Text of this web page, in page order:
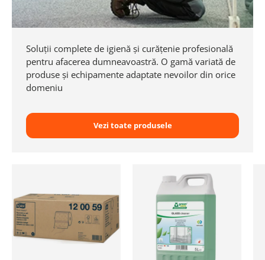
Soluții complete de igienă și curățenie profesională
pentru afacerea dumneavoastră. O gamă variată de
produse și echipamente adaptate nevoilor din orice
domeniu
Vezi toate produsele